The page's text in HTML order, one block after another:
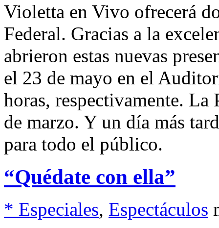
Violetta en Vivo ofrecerá
Federal. Gracias a la
abrieron estas nuevas
el 23 de mayo en el
horas, respectivamente. La
de marzo. Y un día más
para todo el público.
“Quédate con ella”
* Especiales, Espectáculos